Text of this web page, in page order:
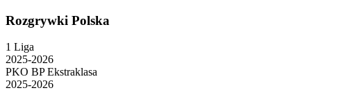
Rozgrywki Polska
1 Liga
2025-2026
PKO BP Ekstraklasa
2025-2026